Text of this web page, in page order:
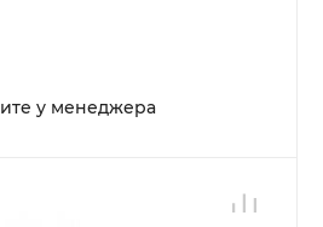
у менеджера